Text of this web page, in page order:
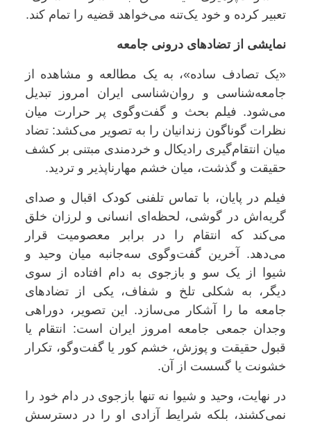
تعبیر کرده و خود یک‌تنه می‌خواهد قضیه را تمام کند.
نمایشی از تضادهای درونی جامعه
«یک تصادف ساده»، به یک مطالعه و مشاهده از
جامعه‌شناسی و روان‌شناسی ایران امروز تبدیل
می‌شود. فیلم بحث و گفت‌وگوی پر حرارت میان
نظرات گوناگون زندانیان را به تصویر می‌کشد: تضاد
میان انتقام‌گیری رادیکال و خردمندی مبتنی بر کشف
حقیقت و گذشت، میان خشم مهارناپذیر و تردید.
فیلم در پایان، با تماس تلفنی کودک اقبال و صدای
گریه‌اش در گوشی، لحظه‌ای انسانی و لرزان خلق
می‌کند که انتقام را در برابر معصومیت قرار
می‌دهد. آخرین گفت‌وگوی سه‌جانبه میان وحید و
شیوا از یک سو و بازجوی به دام افتاده از سوی
دیگر، به شکلی تلخ و شفاف، یکی از تضادهای
جامعه ما را آشکار می‌سازد. این تصویر، دوراهی
وجدان جمعی جامعه امروز ایران است: انتقام یا
قبول حقیقت و پوزش، خشم کور یا گفت‌وگو، تکرار
خشونت یا گسست از آن.
در نهایت، وحید و شیوا نه تنها بازجوی در دام خود را
نمی‌کشند، بلکه شرایط آزادی او را در دسترسش